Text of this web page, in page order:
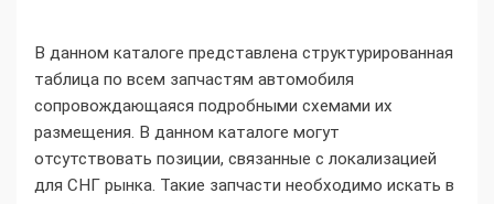
В данном каталоге представлена структурированная
таблица по всем запчастям автомобиля
сопровождающаяся подробными схемами их
размещения. В данном каталоге могут
отсутствовать позиции, связанные с локализацией
для СНГ рынка. Такие запчасти необходимо искать в